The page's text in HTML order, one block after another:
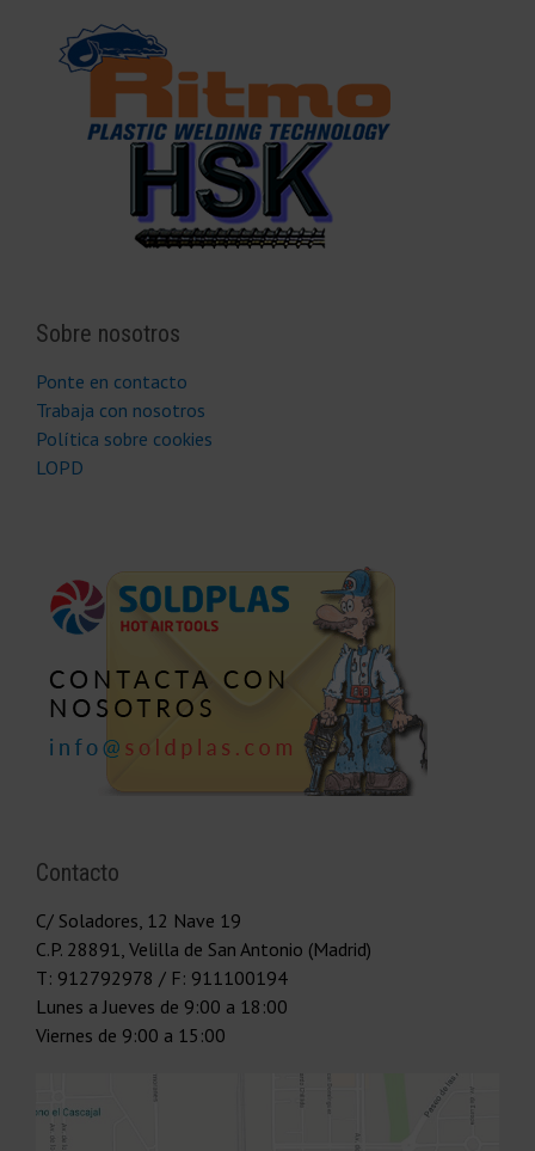
Sobre nosotros
Ponte en contacto
Trabaja con nosotros
Política sobre cookies
LOPD
Contacto
C/ Soladores, 12 Nave 19
C.P. 28891 Velilla de San Antonio (Madrid)
T: 912792978 / F: 911100194
Lunes a Jueves de 9:00 a 18:00
Viernes de 9:00 a 15:00